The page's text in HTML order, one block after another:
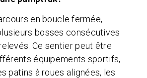
en boucle fermée,
bosses consécutives
Ce sentier peut être
équipements sportifs,
patins à roues alignées, les